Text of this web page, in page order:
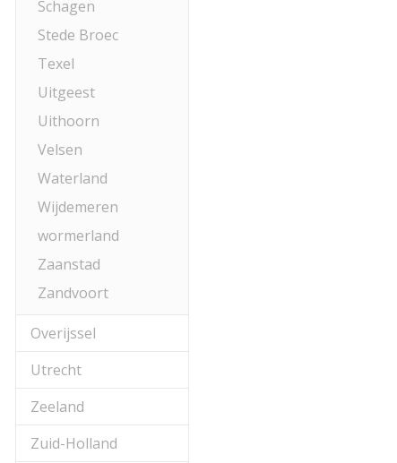
Schagen
Stede Broec
Texel
Uitgeest
Uithoorn
Velsen
Waterland
Wijdemeren
wormerland
Zaanstad
Zandvoort
Overijssel
Utrecht
Zeeland
Zuid-Holland